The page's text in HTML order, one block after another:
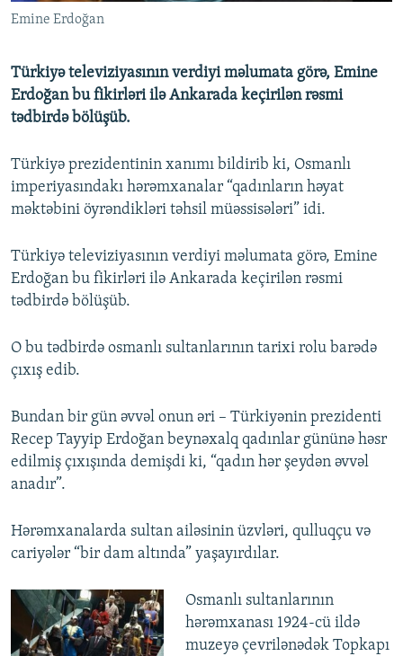
AZADLIQRADIOSU MOBIL TELEFONUNUZDA
XƏBƏR BÜLLETENLƏRIMIZ
RFE/RL-in bütün saytları
Emine Erdoğan
Türkiyə televiziyasının verdiyi məlumata görə, Emine
Erdoğan bu fikirləri ilə Ankarada keçirilən rəsmi
tədbirdə bölüşüb.
Türkiyə prezidentinin xanımı bildirib ki, Osmanlı
imperiyasındakı hərəmxanalar “qadınların həyat
məktəbini öyrəndikləri təhsil müəssisələri” idi.
Türkiyə televiziyasının verdiyi məlumata görə, Emine
Erdoğan bu fikirləri ilə Ankarada keçirilən rəsmi
tədbirdə bölüşüb.
O bu tədbirdə osmanlı sultanlarının tarixi rolu barədə
çıxış edib.
Bundan bir gün əvvəl onun əri – Türkiyənin prezidenti
Recep Tayyip Erdoğan beynəxalq qadınlar gününə həsr
edilmiş çıxışında demişdi ki, “qadın hər şeydən əvvəl
anadır”.
Hərəmxanalarda sultan ailəsinin üzvləri, qulluqçu və
cariyələr “bir dam altında” yaşayırdılar.
Osmanlı sultanlarının
hərəmxanası 1924-cü ildə
muzeyə çevrilənədək Topkapı